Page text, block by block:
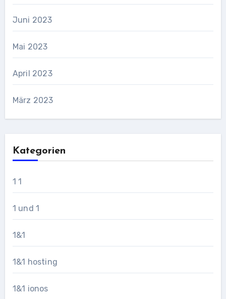
Juni 2023
Mai 2023
April 2023
März 2023
Kategorien
1 1
1 und 1
1&1
1&1 hosting
1&1 ionos